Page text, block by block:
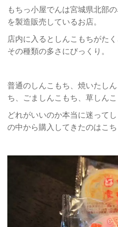
もちっ小屋でんは宮城県北部
を製造販売しているお店。
店内に入るとしんこもちがた
その種類の多さにびっくり。
普通のしんこもち、焼いたし
ち、ごましんこもち、草しん
どれがいいのか本当に迷って
の中から購入してきたのはこち